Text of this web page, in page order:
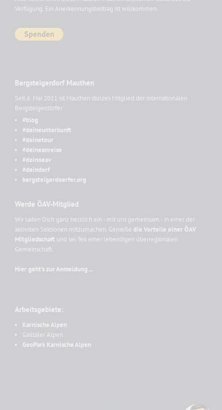
Verfügung. Ein Anerkennungsbeitrag ist willkommen.
Bergsteigerdorf Mauthen
Seit 6. Mai 2011 ist Mauthen stolzes Mitglied der internationalen
Bergsteigerdörfer
#blog
#deineunterkunft
#deinetour
#deineanreise
#deinoeav
#deindorf
bergsteigerdoerfer.org
Werde ÖAV-Mitglied
Wir laden Dich ganz herzlich ein - mit uns gemeinsam - in einer der
aktivsten Sektionen mitzumachen. Genieße die Vorteile einer ÖAV
Mitgliedschaft und sei Teil einer lebendigen überregionalen
Gemeinschaft.
Hier geht's zur Anmeldung ...
Arbeitsgebiete:
Karnische Alpen
Gailtaler Alpen
GeoPark Karnische Alpen